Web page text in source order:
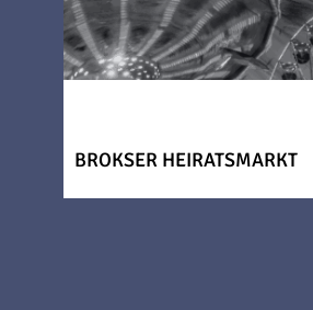
BROKSER HEIRATSMARKT